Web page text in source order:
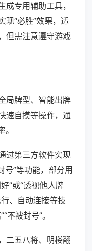
成专用辅助工具，
现“必胜”效果，适
但需注意遵守游戏
局牌型、智能出牌
速自摸等操作，通
过第三方软件实现
号”等功能，部分用
”或“透视他人牌
、自动连接等技
不被封号”。
二五八将、明楼翻